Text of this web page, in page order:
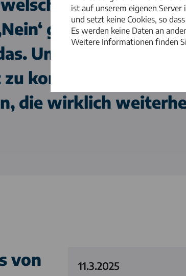
Wenn ein
genügt, dann
Uns geht es darum,
kommen und
die wirklich
von
11.3.2025
ist auf unserem eigenen
und setzt keine Cookies, so
Es werden keine Daten an
Weitere Informationen finden